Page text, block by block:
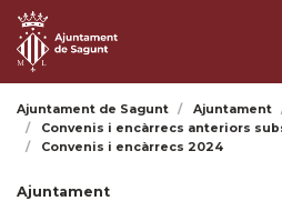
Ajuntament de Sagunt Ajuntament
Convenis i encàrrecs anteriors
Convenis i encàrrecs 2024
Ajuntament